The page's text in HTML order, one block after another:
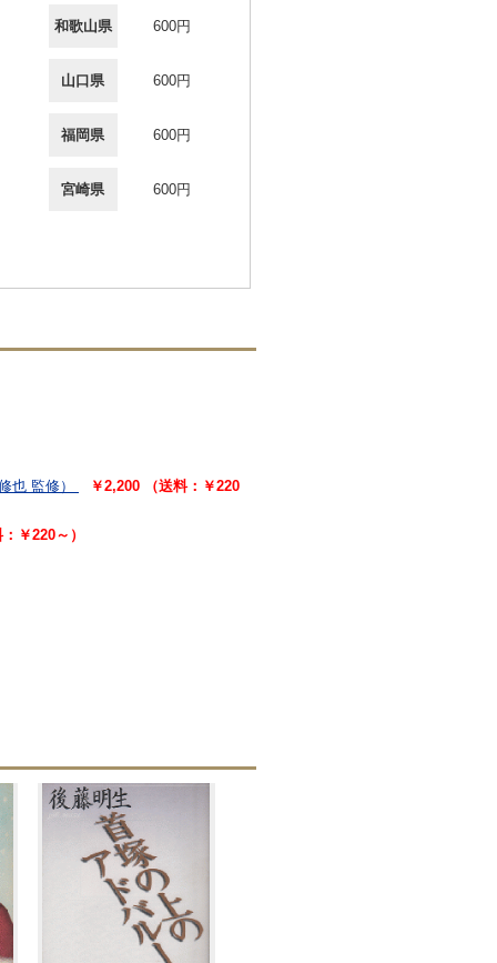
和歌山県 600円
山口県 600円
福岡県 600円
宮崎県 600円
也 監修）
￥2,200 （送料：￥220
￥220～）